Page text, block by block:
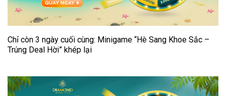
Chỉ còn 3 ngày cuối cùng: Minigame “Hè Sang Khoe Sắc –
Trúng Deal Hời” khép lại